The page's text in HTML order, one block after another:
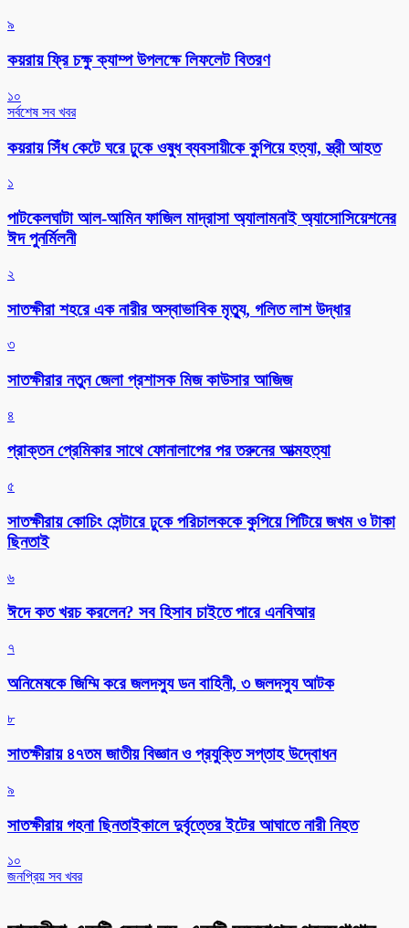
৯
কয়রায় ফ্রি চক্ষু ক্যাম্প উপলক্ষে লিফলেট বিতরণ
১০
সর্বশেষ সব খবর
কয়রায় সিঁধ কেটে ঘরে ঢুকে ওষুধ ব্যবসায়ীকে কুপিয়ে হত্যা, স্ত্রী আহত
১
পাটকেলঘাটা আল-আমিন ফাজিল মাদ্রাসা অ্যালামনাই অ্যাসোসিয়েশনের
ঈদ পুনর্মিলনী
২
সাতক্ষীরা শহরে এক নারীর অস্বাভাবিক মৃত্যু, গলিত লাশ উদ্ধার
৩
সাতক্ষীরার নতুন জেলা প্রশাসক মিজ কাউসার আজিজ
৪
প্রাক্তন প্রেমিকার সাথে ফোনালাপের পর তরুনের আত্মহত্যা
৫
সাতক্ষীরায় কোচিং সেন্টারে ঢুকে পরিচালককে কুপিয়ে পিটিয়ে জখম ও টাকা
ছিনতাই
৬
ঈদে কত খরচ করলেন? সব হিসাব চাইতে পারে এনবিআর
৭
অনিমেষকে জিম্মি করে জলদস্যু ডন বাহিনী, ৩ জলদস্যু আটক
৮
সাতক্ষীরায় ৪৭তম জাতীয় বিজ্ঞান ও প্রযুক্তি সপ্তাহ উদ্বোধন
৯
সাতক্ষীরায় গহনা ছিনতাইকালে দুর্বৃত্তের ইটের আঘাতে নারী নিহত
১০
জনপ্রিয় সব খবর